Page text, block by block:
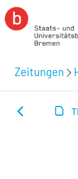
Zeitungen